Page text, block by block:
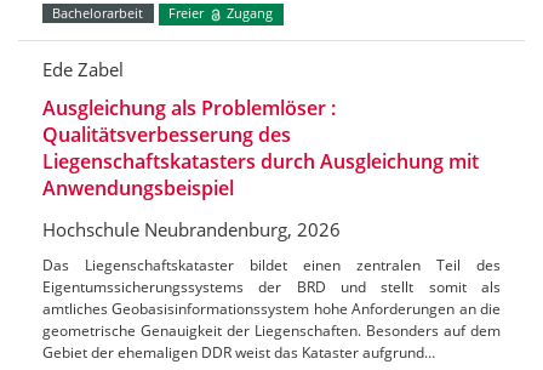
Bachelorarbeit Freier Zugang
Ede Zabel
Ausgleichung als Problemlöser :
Qualitätsverbesserung des
Liegenschaftskatasters durch Ausgleichung mit
Anwendungsbeispiel
Hochschule Neubrandenburg, 2026
Das Liegenschaftskataster bildet einen zentralen Teil des
Eigentumssicherungssystems der BRD und stellt somit als
amtliches Geobasisinformationssystem hohe Anforderungen an die
geometrische Genauigkeit der Liegenschaften. Besonders auf dem
Gebiet der ehemaligen DDR weist das Kataster aufgrund…